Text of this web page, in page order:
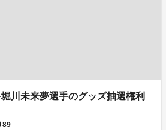
川未来夢選手のグッズ抽選権利
89